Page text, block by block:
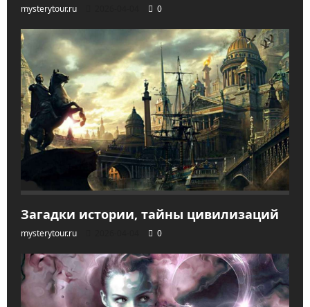
mysterytour.ru 0
Загадки истории, тайны цивилизаций
mysterytour.ru 0